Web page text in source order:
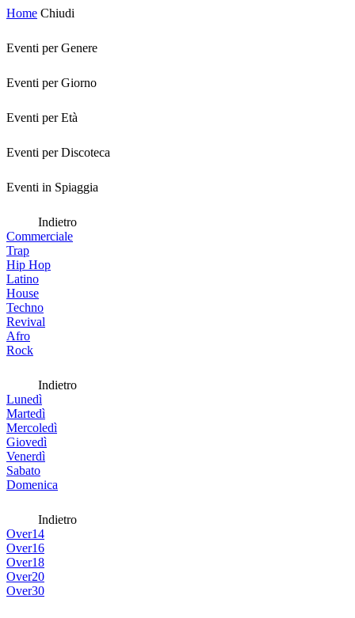
Home Chiudi
Eventi per Genere
Eventi per Giorno
Eventi per Età
Eventi per Discoteca
Eventi in Spiaggia
Indietro
Commerciale
Trap
Hip Hop
Latino
House
Techno
Revival
Afro
Rock
Indietro
Lunedì
Martedì
Mercoledì
Giovedì
Venerdì
Sabato
Domenica
Indietro
Over14
Over16
Over18
Over20
Over30